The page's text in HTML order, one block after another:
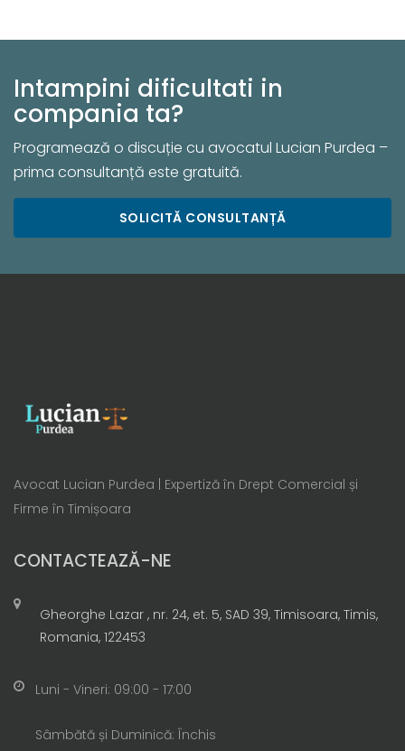
Intampini dificultati in
compania ta?
Programează o discuție cu avocatul Lucian Purdea –
prima consultanță este gratuită.
SOLICITĂ CONSULTANȚĂ
Avocat Lucian Purdea | Expertiză în Drept Comercial și
Firme în Timișoara
CONTACTEAZĂ-NE
Gheorghe Lazar , nr. 24, et. 5, SAD 39, Timisoara, Timis,
Romania, 122453
Luni - Vineri: 09:00 - 17:00
Sâmbătă și Duminică: Închis